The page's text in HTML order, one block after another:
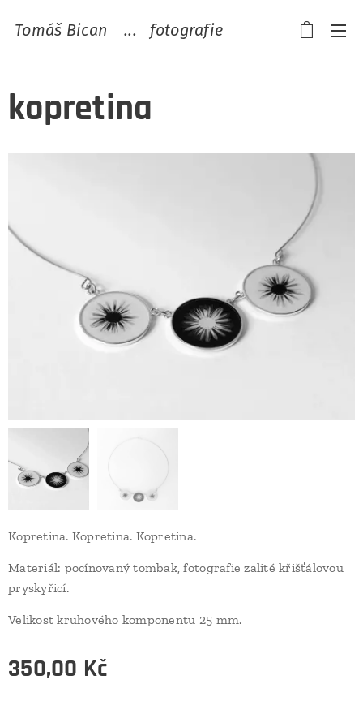
Tomáš Bican ... fotografie
kopretina
Kopretina. Kopretina. Kopretina.
Materiál: pocínovaný tombak, fotografie zalité křišťálovou
pryskyřicí.
Velikost kruhového komponentu 25 mm.
350,00 Kč